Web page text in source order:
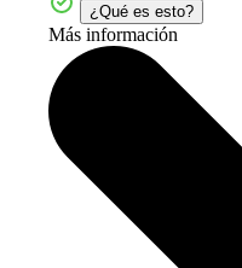
¿Qué es esto?
Más información